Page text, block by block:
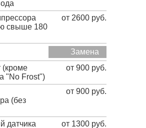
свыше 180
от 2600 руб.
Замена
(кроме
"No Frost")
от 900 руб.
(без
от 900 руб.
датчика
от 1300 руб.